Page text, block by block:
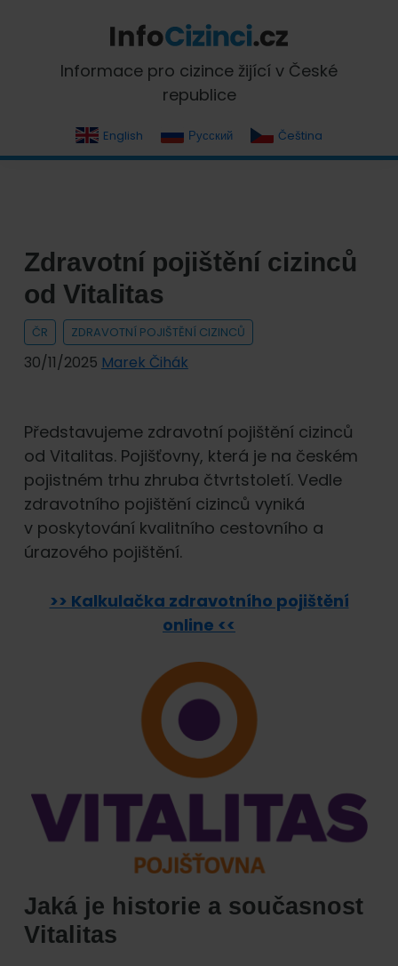
primary
navigation
content
primaryInfoCizinci.cz
Informace pro cizince žijící v České
republice
English Русский Čeština
Zdravotní pojištění cizinců
od Vitalitas
ČR ZDRAVOTNÍ POJIŠTĚNÍ CIZINCŮ
30/11/2025 Marek Čihák
Představujeme zdravotní pojištění cizinců
od Vitalitas. Pojišťovny, která je na českém
pojistném trhu zhruba čtvrtstoletí. Vedle
zdravotního pojištění cizinců vyniká
v poskytování kvalitního cestovního a
úrazového pojištění.
>> Kalkulačka zdravotního pojištění
online <<
Jaká je historie a současnost
Vitalitas